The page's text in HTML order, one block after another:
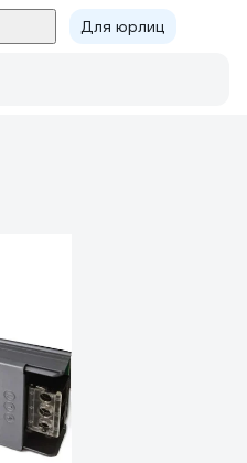
Для юрлиц